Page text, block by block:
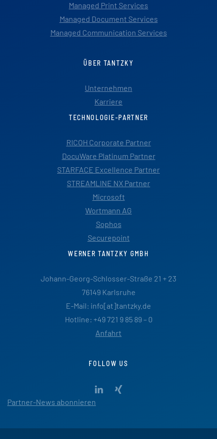
Managed Print Services
Managed Document Services
Managed Communication Services
ÜBER TANTZKY
Unternehmen
Karriere
TECHNOLOGIE-PARTNER
RICOH Corporate Partner
DocuWare Platinum Partner
STARFACE Excellence Partner
STREAMLINE NX Partner
Microsoft
Wortmann AG
Sophos
Securepoint
WERNER TANTZKY GMBH
Johann-Georg-Schlosser-Straße 21 + 23
76149 Karlsruhe
E-Mail: info[at]tantzky.de
Hotline: +49 721 9 85 89 – 0
Anfahrt
FOLLOW US
Partner-News abonnieren